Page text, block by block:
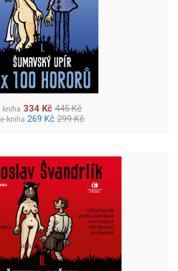
kniha 334 Kč 445 Kč
e-kniha 269 Kč 299 Kč